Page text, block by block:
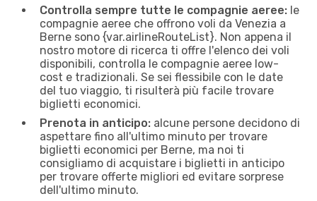
Controlla sempre tutte le compagnie aeree: le
compagnie aeree che offrono voli da Venezia a
Berne sono {​var.airlineRouteList}. Non appena il
nostro motore di ricerca ti offre l'elenco dei voli
disponibili, controlla le compagnie aeree low-
cost e tradizionali. Se sei flessibile con le date
del tuo viaggio, ti risulterà più facile trovare
biglietti economici.
Prenota in anticipo: alcune persone decidono di
aspettare fino all'ultimo minuto per trovare
biglietti economici per Berne, ma noi ti
consigliamo di acquistare i biglietti in anticipo
per trovare offerte migliori ed evitare sorprese
dell'ultimo minuto.